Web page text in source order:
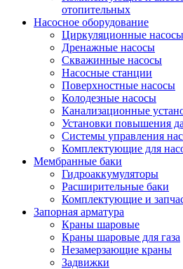
отопительных
Насосное оборудование
Циркуляционные насосы
Дренажные насосы
Скважинные насосы
Насосные станции
Поверхностные насосы
Колодезные насосы
Канализационные
Установки повышения
Системы управления
Комплектующие для
Мембранные баки
Гидроаккумуляторы
Расширительные баки
Комплектующие и
Запорная арматура
Краны шаровые
Краны шаровые для газа
Незамерзающие краны
Задвижки